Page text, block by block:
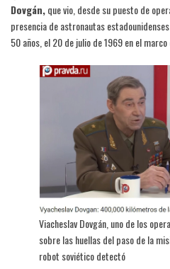
Dovgán,que vio, desde su puesto de
presencia de astronautas
50 años, el 20 de julio de 1969 en el marco
Viacheslav Dovgán, uno de los
sobre las huellas del paso de la
robot soviético detectó